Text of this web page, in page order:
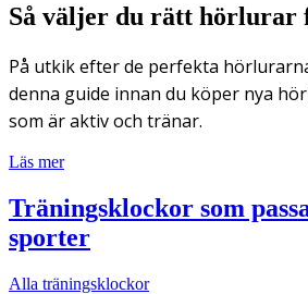
Så väljer du rätt hörlurar
På utkik efter de perfekta
denna guide innan du köper nya
som är aktiv och tränar.
Läs mer
Träningsklockor som
sporter
Alla träningsklockor